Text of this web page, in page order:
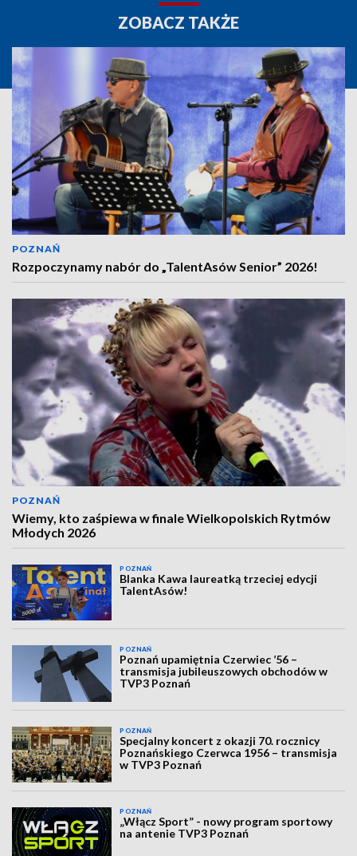
ZOBACZ TAKŻE
POZNAŃ
Rozpoczynamy nabór do „TalentAsów Senior” 2026!
POZNAŃ
Wiemy, kto zaśpiewa w finale Wielkopolskich Rytmów
Młodych 2026
POZNAŃ
Blanka Kawa laureatką trzeciej edycji
TalentAsów!
POZNAŃ
Poznań upamiętnia Czerwiec ’56 –
transmisja jubileuszowych obchodów w
TVP3 Poznań
POZNAŃ
Specjalny koncert z okazji 70. rocznicy
Poznańskiego Czerwca 1956 – transmisja
w TVP3 Poznań
POZNAŃ
„Włącz Sport” - nowy program sportowy
na antenie TVP3 Poznań